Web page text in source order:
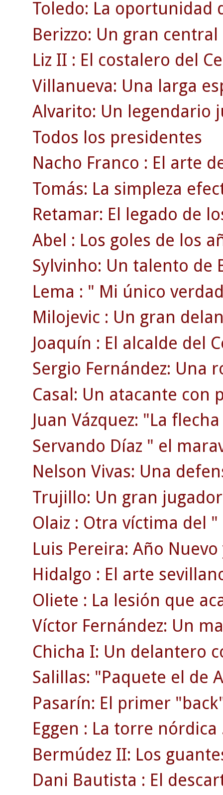
Toledo: La oportunidad
Berizzo: Un gran
Liz II : El costalero del
Villanueva: Una larga
Alvarito: Un legendario
Todos los presidentes
Nacho Franco : El arte
Tomás: La simpleza
Retamar: El legado de
Abel : Los goles de los
Sylvinho: Un talento de
Lema : " Mi único
Milojevic : Un gran
Joaquín : El alcalde del
Sergio Fernández: Una
Casal: Un atacante con
Juan Vázquez: "La
Servando Díaz " el
Nelson Vivas: Una
Trujillo: Un gran
Olaiz : Otra víctima del
Luis Pereira: Año
Hidalgo : El arte
Oliete : La lesión que
Víctor Fernández: Un
Chicha I: Un delantero
Salillas: "Paquete el de
Pasarín: El primer
Eggen : La torre nórdica
Bermúdez II: Los
Dani Bautista : El